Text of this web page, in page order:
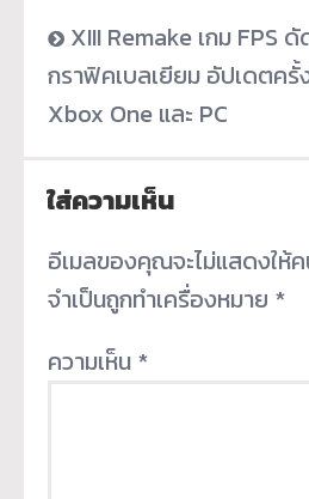
XIII Remake เกม FPS
กราฟิคเบลเยียม อัปเดตครั้
Xbox One และ PC
ใส่ความเห็น
อีเมลของคุณจะไม่แสดงให้
จำเป็นถูกทำเครื่องหมาย *
ความเห็น *